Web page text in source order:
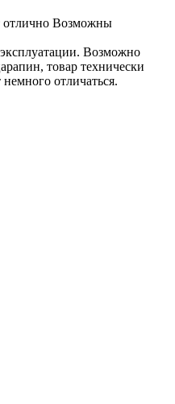
отлично Возможны
Возможно
товар технически
отличаться.